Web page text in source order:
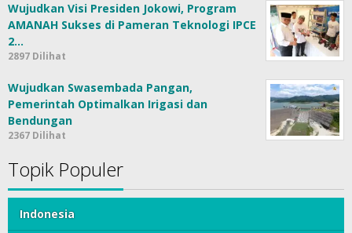
Wujudkan Visi Presiden Jokowi, Program
AMANAH Sukses di Pameran Teknologi IPCE
2…
2897 Dilihat
Wujudkan Swasembada Pangan,
Pemerintah Optimalkan Irigasi dan
Bendungan
2367 Dilihat
Topik Populer
Indonesia